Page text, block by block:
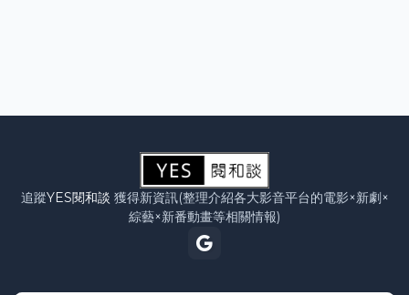
追蹤YES閱和談 獲得新資訊(整理介紹各大影音平台的電影×新劇×
綜藝×新番動畫等相關情報)